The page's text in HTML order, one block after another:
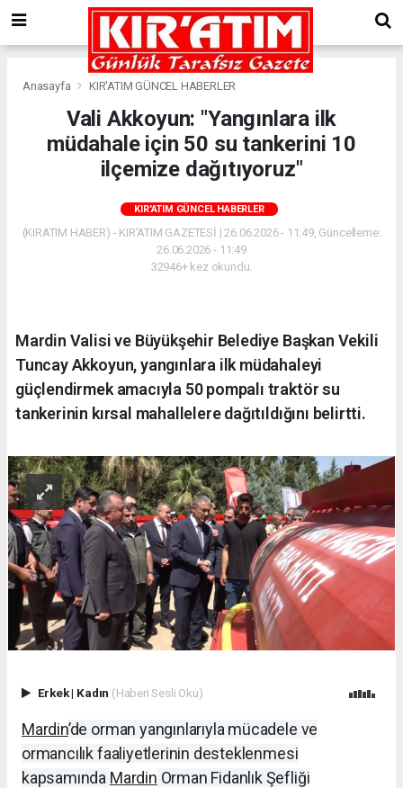
Anasayfa KIR'ATIM GÜNCEL HABERLER
Vali Akkoyun: "Yangınlara ilk
müdahale için 50 su tankerini 10
ilçemize dağıtıyoruz"
KIR'ATIM GÜNCEL HABERLER
(KIRATIM HABER) - KIR'ATIM GAZETESİ | 26.06.2026 - 11:49, Güncelleme:
26.06.2026 - 11:49
32946+ kez okundu.
Mardin Valisi ve Büyükşehir Belediye Başkan Vekili
Tuncay Akkoyun, yangınlara ilk müdahaleyi
güçlendirmek amacıyla 50 pompalı traktör su
tankerinin kırsal mahallelere dağıtıldığını belirtti.
Erkek| Kadın (Haberi Sesli Oku)
Mardin’de orman yangınlarıyla mücadele ve
ormancılık faaliyetlerinin desteklenmesi
kapsamında Mardin Orman Fidanlık Şefliği